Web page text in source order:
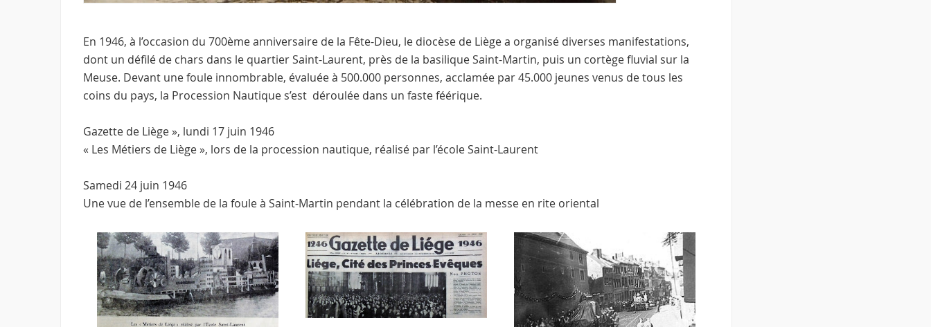
En 1946, à l’occasion du 700ème anniversaire de la Fête-Dieu, le diocèse de Liège a organisé diverses manifestations,
dont un défilé de chars dans le quartier Saint-Laurent, près de la basilique Saint-Martin, puis un cortège fluvial sur la
Meuse. Devant une foule innombrable, évaluée à 500.000 personnes, acclamée par 45.000 jeunes venus de tous les
coins du pays, la Procession Nautique s’est déroulée dans un faste féérique.
Gazette de Liège », lundi 17 juin 1946
« Les Métiers de Liège », lors de la procession nautique, réalisé par l’école Saint-Laurent
Samedi 24 juin 1946
Une vue de l’ensemble de la foule à Saint-Martin pendant la célébration de la messe en rite oriental